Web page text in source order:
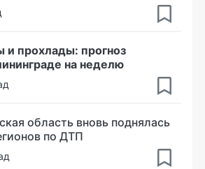
прохлады: прогноз
на неделю
область вновь поднялась
по ДТП